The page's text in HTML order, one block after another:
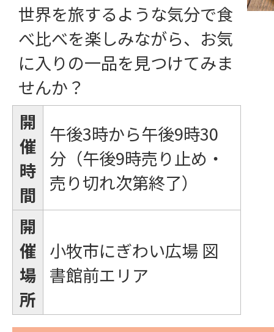
世界を旅するような気分で食
べ比べを楽しみながら、お気
に入りの一品を見つけてみま
せんか？
開
催
時
間
午後3時から午後9時30
分（午後9時売り止め・
売り切れ次第終了）
開
催
場
所
小牧市にぎわい広場 図
書館前エリア